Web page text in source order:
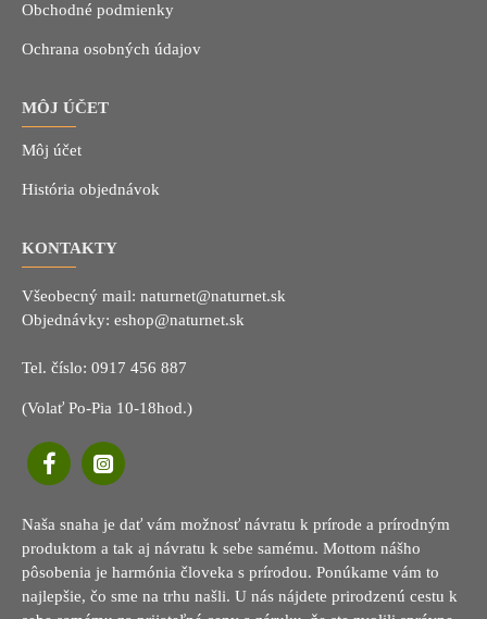
Obchodné podmienky
Ochrana osobných údajov
MÔJ ÚČET
Môj účet
História objednávok
KONTAKTY
Všeobecný mail: naturnet@naturnet.sk
Objednávky: eshop@naturnet.sk
Tel. číslo: 0917 456 887
(Volať Po-Pia 10-18hod.)
Naša snaha je dať vám možnosť návratu k prírode a prírodným
produktom a tak aj návratu k sebe samému. Mottom nášho
pôsobenia je harmónia človeka s prírodou. Ponúkame vám to
najlepšie, čo sme na trhu našli. U nás nájdete prirodzenú cestu k